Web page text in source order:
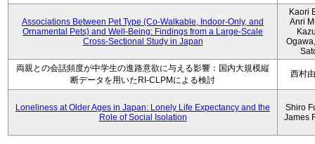
Associations Between Pet Type (Co-Walkable, Indoor-Only, and
Ornamental Pets) and Well-Being: Findings from a Large-Scale
Cross-Sectional Study in Japan
Kaori
Anri
両親との会話頻度が中学生の進路意欲に与える影響：国内大規模縦
断データを用いたRI-CLPMによる検討
西村
Loneliness at Older Ages in Japan: Lonely Life Expectancy and the
Role of Social Isolation
Shiro
James